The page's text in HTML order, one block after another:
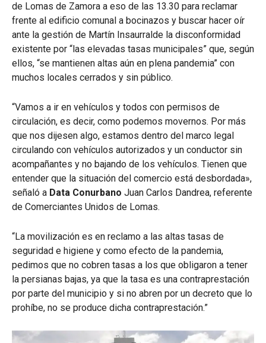
de Lomas de Zamora a eso de las 13.30 para reclamar
frente al edificio comunal a bocinazos y buscar hacer oír
ante la gestión de Martín Insaurralde la disconformidad
existente por “las elevadas tasas municipales” que, según
ellos, “se mantienen altas aún en plena pandemia” con
muchos locales cerrados y sin público.
“Vamos a ir en vehículos y todos con permisos de
circulación, es decir, como podemos movernos. Por más
que nos dijesen algo, estamos dentro del marco legal
circulando con vehículos autorizados y un conductor sin
acompañantes y no bajando de los vehículos. Tienen que
entender que la situación del comercio está desbordada»,
señaló a Data Conurbano Juan Carlos Dandrea, referente
de Comerciantes Unidos de Lomas.
“La movilización es en reclamo a las altas tasas de
seguridad e higiene y como efecto de la pandemia,
pedimos que no cobren tasas a los que obligaron a tener
la persianas bajas, ya que la tasa es una contraprestación
por parte del municipio y si no abren por un decreto que lo
prohíbe, no se produce dicha contraprestación.”